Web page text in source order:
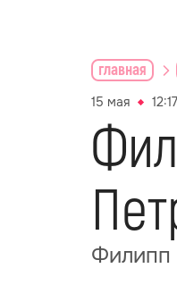
главная
15 мая 12:17
Филипп